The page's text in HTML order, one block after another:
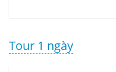
Tour 1 ngày